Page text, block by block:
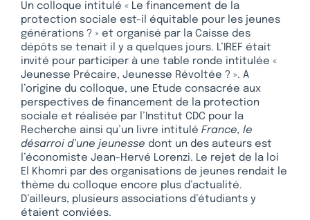
Un colloque intitulé « Le financement de la
protection sociale est-il équitable pour les jeunes
générations ? » et organisé par la Caisse des
dépôts se tenait il y a quelques jours. L’IREF était
invité pour participer à une table ronde intitulée «
Jeunesse Précaire, Jeunesse Révoltée ? ». A
l’origine du colloque, une Etude consacrée aux
perspectives de financement de la protection
sociale et réalisée par l’Institut CDC pour la
Recherche ainsi qu’un livre intitulé France, le
désarroi d’une jeunesse dont un des auteurs est
l’économiste Jean-Hervé Lorenzi. Le rejet de la loi
El Khomri par des organisations de jeunes rendait le
thème du colloque encore plus d’actualité.
D’ailleurs, plusieurs associations d’étudiants y
étaient conviées.